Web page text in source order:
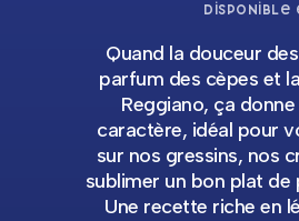
Disponible
Quand la douceur
parfum des cèpes et
Reggiano, ça
caractère, idéal pour
sur nos gressins, nos
sublimer un bon plat
Une recette riche en